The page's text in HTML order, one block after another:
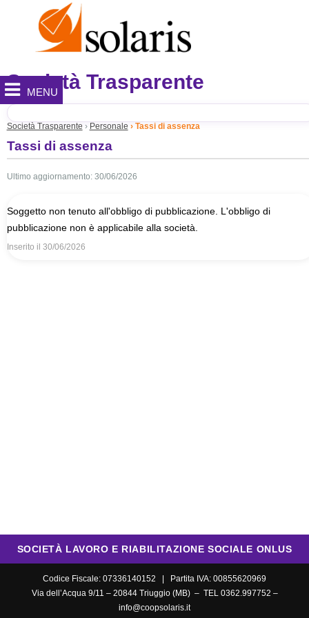
MENU
Società Trasparente
Società Trasparente Personale Tassi di assenza
Tassi di assenza
Ultimo aggiornamento: 30/06/2026
Soggetto non tenuto all'obbligo di pubblicazione. L'obbligo di
pubblicazione non è applicabile alla società.
Inserito il 30/06/2026
SOCIETÀ LAVORO E RIABILITAZIONE SOCIALE ONLUS
Codice Fiscale: 07336140152 | Partita IVA: 00855620969
Via dell’Acqua 9/11 – 20844 Triuggio (MB) – TEL 0362.997752 –
info@coopsolaris.it